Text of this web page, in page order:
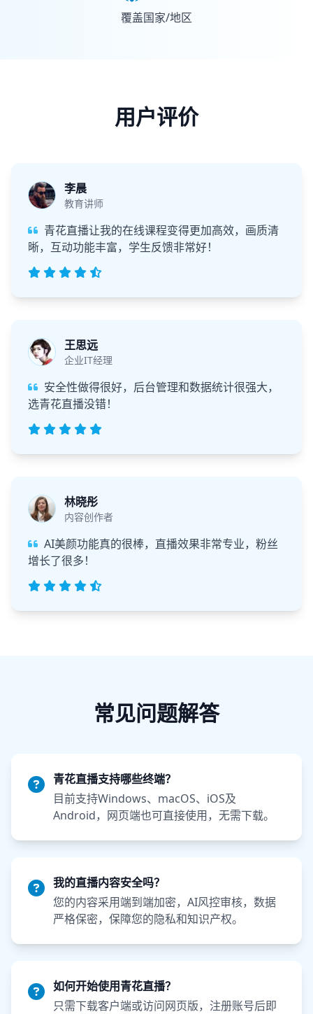
覆盖国家/地区
用户评价
李晨
教育讲师
青花直播让我的在线课程变得更加高效，画质清
晰，互动功能丰富，学生反馈非常好！
王思远
企业IT经理
安全性做得很好，后台管理和数据统计很强大，
选青花直播没错！
林晓彤
内容创作者
AI美颜功能真的很棒，直播效果非常专业，粉丝
增长了很多！
常见问题解答
青花直播支持哪些终端？
目前支持Windows、macOS、iOS及
Android，网页端也可直接使用，无需下载。
我的直播内容安全吗？
您的内容采用端到端加密，AI风控审核，数据
严格保密，保障您的隐私和知识产权。
如何开始使用青花直播？
只需下载客户端或访问网页版，注册账号后即